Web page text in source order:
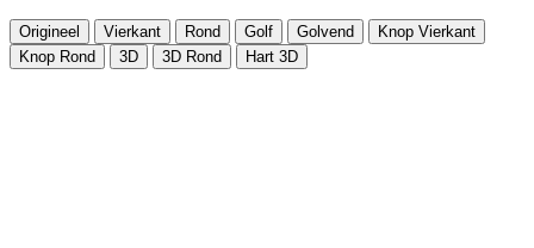
Origineel Vierkant Rond Golf Golvend
Knop Vierkant
Knop Rond
3D 3D Rond Hart 3D